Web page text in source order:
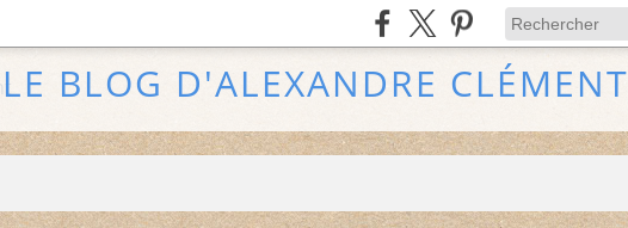
LE BLOG D'ALEXANDRE CLÉMENT